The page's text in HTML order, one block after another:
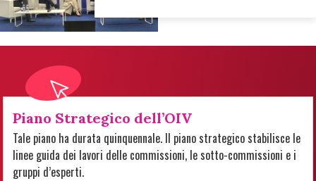
Piano Strategico dell’OIV
Tale piano ha durata quinquennale. Il piano strategico stabilisce le
linee guida dei lavori delle commissioni, le sotto-commissioni e i
gruppi d’esperti.